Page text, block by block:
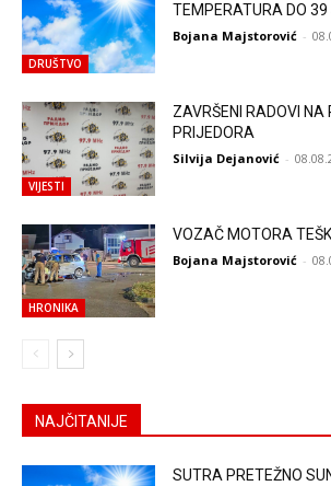
DRUŠTVO
TEMPERATURA DO 39
Bojana Majstorović -
VIJESTI
ZAVRŠENI RADOVI NA
PRIJEDORA
Silvija Dejanović -
HRONIKA
VOZAČ MOTORA
Bojana Majstorović -
NAJČITANIJE
SUTRA PRETEŽNO